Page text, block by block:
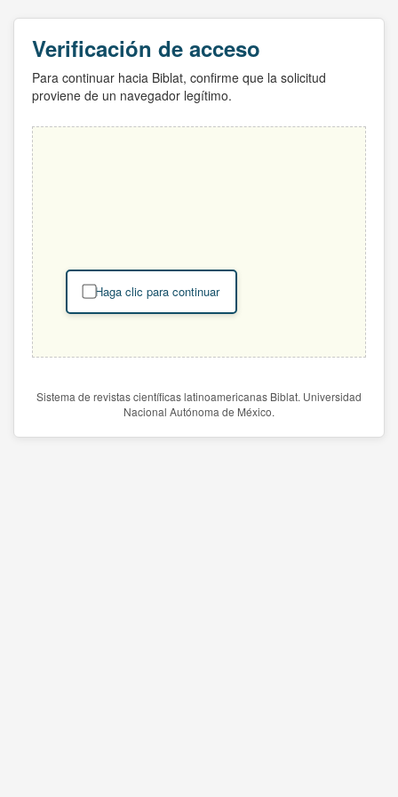
Verificación de acceso
Para continuar hacia Biblat, confirme que la solicitud
proviene de un navegador legítimo.
Haga clic para continuar
Sistema de revistas científicas latinoamericanas Biblat. Universidad
Nacional Autónoma de México.